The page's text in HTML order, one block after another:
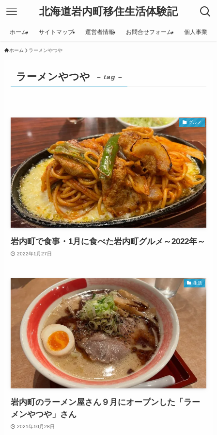
北海道岩内町移住生活体験記
ホーム サイトマップ 運営者情報 お問合せフォーム 個人事業
ホーム ラーメンやつや
ラーメンやつや – tag –
グルメ
岩内町で食事・1月に食べた岩内町グルメ～2022年～
2022年1月27日
生活
岩内町のラーメン屋さん９月にオープンした「ラー
メンやつや」さん
2021年10月28日